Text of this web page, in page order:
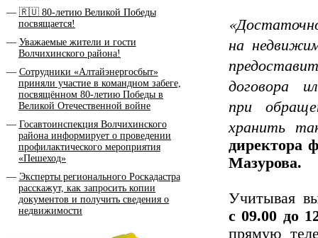
🇷🇺 80-летию Великой Победы
посвящается!
Уважаемые жители и гости
Волчихинского района!
Сотрудники «Алтайэнергосбыт»
приняли участие в командном забеге,
посвящённом 80-летию Победы в
Великой Отечественной войне
Госавтоинспекция Волчихинского
района информирует о проведении
профилактического мероприятия
«Пешеход»
Эксперты регионального Роскадастра
расскажут, как запросить копии
документов и получить сведения о
недвижимости
на
договора
при
хранить
директора
Мазурова.
Учитывая
с 09.00 до
прямую